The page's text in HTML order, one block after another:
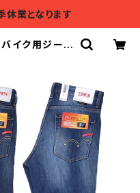
業となります
イク用ジーン